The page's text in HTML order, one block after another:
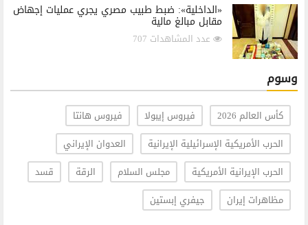
«الداخلية»: ضبط طبيب مصري يجري عمليات إجهاض
مقابل مبالغ مالية
عدد المشاهدات 707
وسوم
كأس العالم 2026 فيروس إيبولا
فيروس هانتا
الحرب الأمريكية الإسرائيلية الإيرانية
العدوان الإيراني
الحرب الإيرانية الأمريكية
مجلس السلام الرقة
قسد
مظاهرات إيران
جيفري إبستين